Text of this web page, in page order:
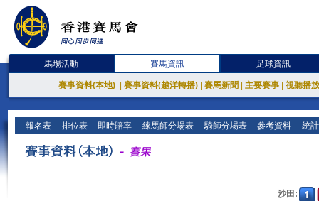
馬場活動 賽馬資訊 足球資訊
賽事資料(本地) 賽事資料(越洋轉播) 賽馬新聞 主要賽事 視聽播
報名表 排位表 即時賠率 練馬師分場表 騎師分場表 參考資料 統
沙田: